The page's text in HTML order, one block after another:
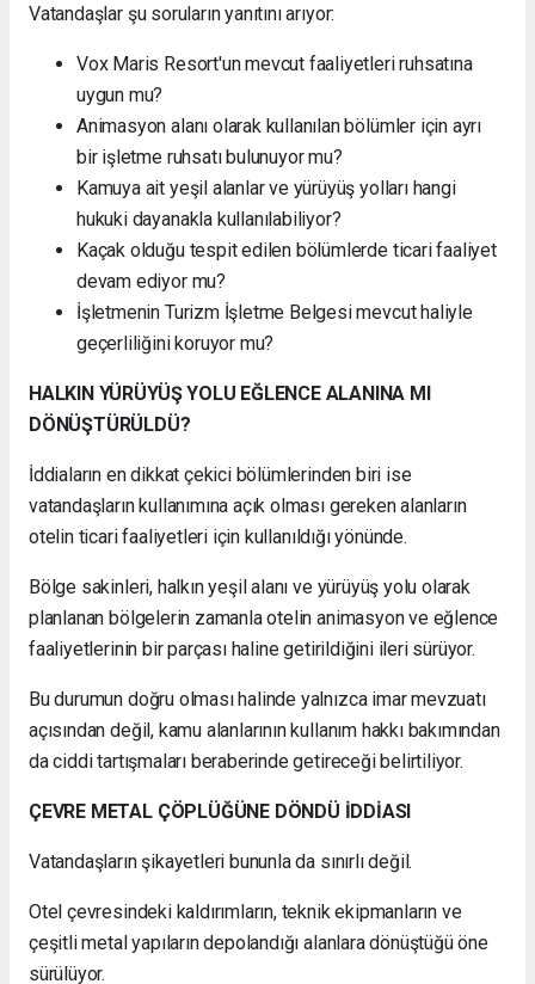
Vatandaşlar şu soruların yanıtını arıyor:
Vox Maris Resort'un mevcut faaliyetleri ruhsatına
uygun mu?
Animasyon alanı olarak kullanılan bölümler için ayrı
bir işletme ruhsatı bulunuyor mu?
Kamuya ait yeşil alanlar ve yürüyüş yolları hangi
hukuki dayanakla kullanılabiliyor?
Kaçak olduğu tespit edilen bölümlerde ticari faaliyet
devam ediyor mu?
İşletmenin Turizm İşletme Belgesi mevcut haliyle
geçerliliğini koruyor mu?
HALKIN YÜRÜYÜŞ YOLU EĞLENCE ALANINA MI
DÖNÜŞTÜRÜLDÜ?
İddiaların en dikkat çekici bölümlerinden biri ise
vatandaşların kullanımına açık olması gereken alanların
otelin ticari faaliyetleri için kullanıldığı yönünde.
Bölge sakinleri, halkın yeşil alanı ve yürüyüş yolu olarak
planlanan bölgelerin zamanla otelin animasyon ve eğlence
faaliyetlerinin bir parçası haline getirildiğini ileri sürüyor.
Bu durumun doğru olması halinde yalnızca imar mevzuatı
açısından değil, kamu alanlarının kullanım hakkı bakımından
da ciddi tartışmaları beraberinde getireceği belirtiliyor.
ÇEVRE METAL ÇÖPLÜĞÜNE DÖNDÜ İDDİASI
Vatandaşların şikayetleri bununla da sınırlı değil.
Otel çevresindeki kaldırımların, teknik ekipmanların ve
çeşitli metal yapıların depolandığı alanlara dönüştüğü öne
sürülüyor.